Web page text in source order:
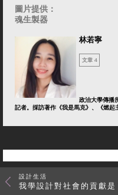
圖片提供：
魂生製器
林若寧
文章 4
政治大學傳播
記者。採訪著作《我是馬克》、《燃起
設計生活
我學設計對社會的貢獻